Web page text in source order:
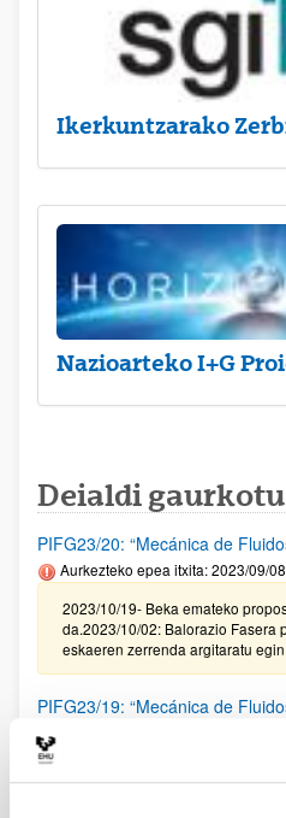
Ikerkuntzarako
Nazioarteko I+G
Deialdi
PIFG23/20: “Mecánica de
Aurkezteko epea itxita: 2023/09/
2023/10/19- Beka emateko
da.2023/10/02: Balorazio Fasera
eskaeren zerrenda argitaratu
PIFG23/19: “Mecánica de